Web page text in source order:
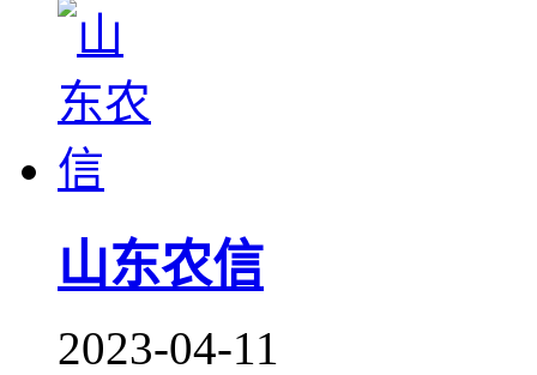
山东农信
2023-04-11